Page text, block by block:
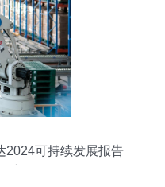
2024可持续发展报告